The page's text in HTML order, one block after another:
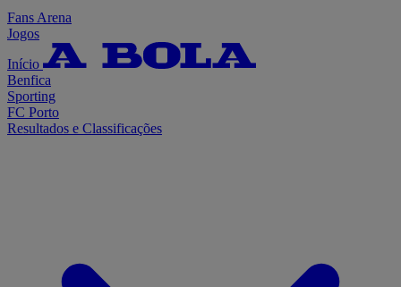
Fans Arena
Jogos
Início
Benfica
Sporting
FC Porto
Resultados e Classificações